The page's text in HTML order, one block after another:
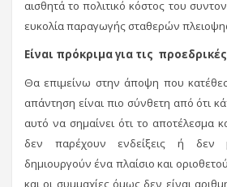
αισθητά το πολιτικό κόστος του
ευκολία παραγωγής σταθερών
Είναι πρόκριμα για τις
Θα επιμείνω στην άποψη που
απάντηση είναι πιο σύνθετη από ότι
αυτό να σημαίνει ότι το αποτέλεσμα
δεν παρέχουν ενδείξεις ή δεν
δημιουργούν ένα πλαίσιο και
και οι συμμαχίες όμως δεν είναι